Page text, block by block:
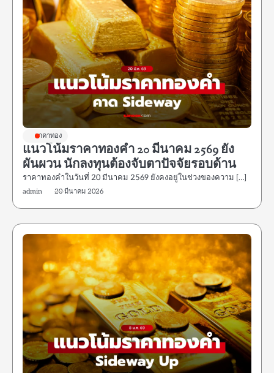
ราคาทอง
แนวโน้มราคาทองคำ 20 มีนาคม 2569 ยัง
ผันผวน นักลงทุนต้องจับตาปัจจัยรอบด้าน
ราคาทองคำในวันที่ 20 มีนาคม 2569 ยังคงอยู่ในช่วงของความ […]
admin 20 มีนาคม 2026